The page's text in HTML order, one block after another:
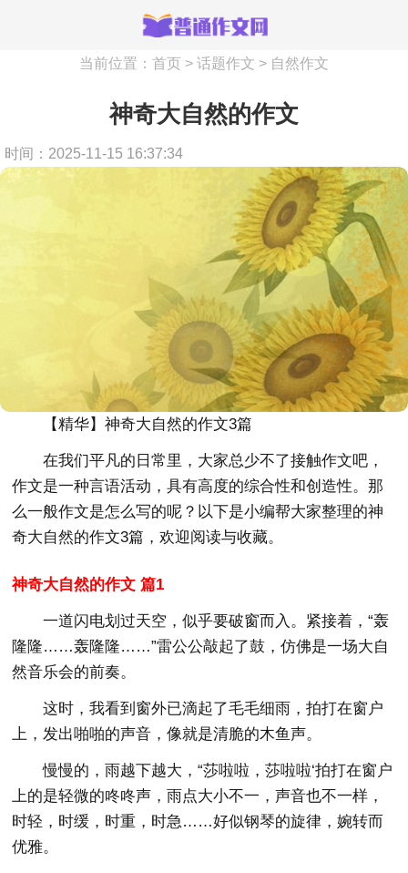
当前位置： 首页 > 话题作文 > 自然作文
神奇大自然的作文
时间：2025-11-15 16:37:34
【精华】神奇大自然的作文3篇
在我们平凡的日常里，大家总少不了接触作文吧，
作文是一种言语活动，具有高度的综合性和创造性。那
么一般作文是怎么写的呢？以下是小编帮大家整理的神
奇大自然的作文3篇，欢迎阅读与收藏。
神奇大自然的作文 篇1
一道闪电划过天空，似乎要破窗而入。紧接着，“轰
隆隆……轰隆隆……”雷公公敲起了鼓，仿佛是一场大自
然音乐会的前奏。
这时，我看到窗外已滴起了毛毛细雨，拍打在窗户
上，发出啪啪的声音，像就是清脆的木鱼声。
慢慢的，雨越下越大，“莎啦啦，莎啦啦‘拍打在窗户
上的是轻微的咚咚声，雨点大小不一，声音也不一样，
时轻，时缓，时重，时急……好似钢琴的旋律，婉转而
优雅。